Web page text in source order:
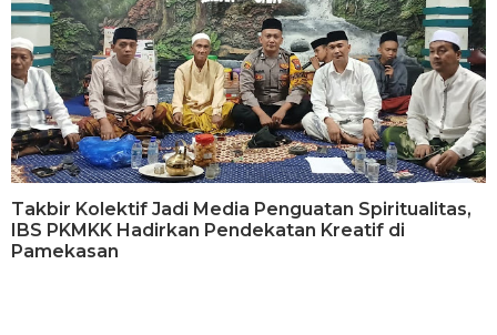
Takbir Kolektif Jadi Media Penguatan Spiritualitas,
IBS PKMKK Hadirkan Pendekatan Kreatif di
Pamekasan